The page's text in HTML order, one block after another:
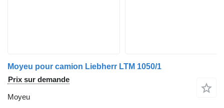
Moyeu pour camion Liebherr LTM 1050/1
Prix sur demande
Moyeu